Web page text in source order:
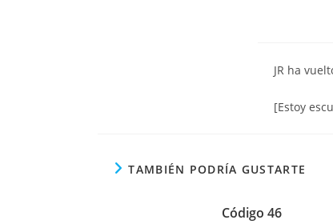
JR ha
[Estoy
TAMBIÉN PODRÍA GUSTARTE
Código 46